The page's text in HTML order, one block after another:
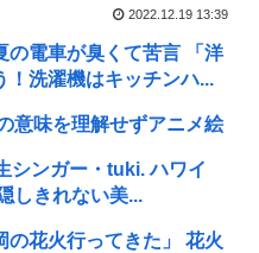
2022.12.19 13:39
の電車が臭くて苦言 「洋
！洗濯機はキッチンハ...
意味を理解せずアニメ絵
シンガー・tuki. ハワイ
しきれない美...
の花火行ってきた」 花火